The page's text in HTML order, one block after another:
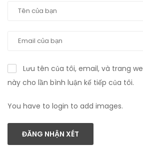
Lưu tên của tôi, email, và trang
này cho lần bình luận kế tiếp của tôi.
You have to login to add images.
ĐĂNG NHẬN XÉT